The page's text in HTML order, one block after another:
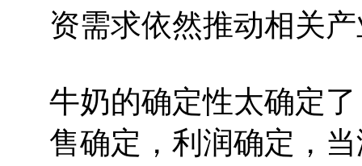
资需求依然推动相关
牛奶的确定性太确定
售确定，利润确定，